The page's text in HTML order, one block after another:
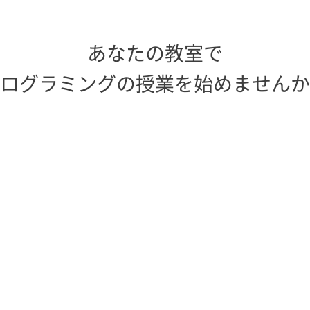
あなたの教室で
グラミングの授業を始めません